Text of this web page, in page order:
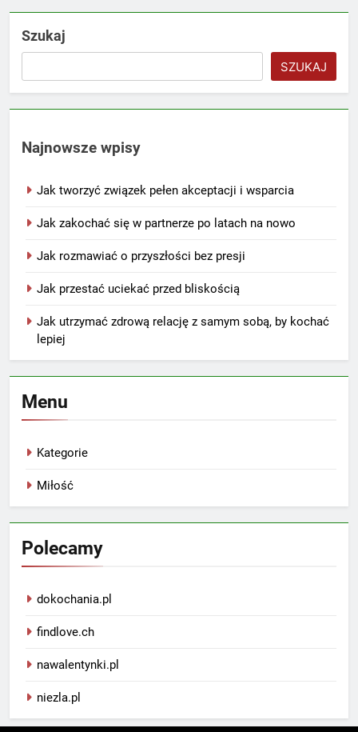
Szukaj
SZUKAJ
Najnowsze wpisy
Jak tworzyć związek pełen akceptacji i wsparcia
Jak zakochać się w partnerze po latach na nowo
Jak rozmawiać o przyszłości bez presji
Jak przestać uciekać przed bliskością
Jak utrzymać zdrową relację z samym sobą, by kochać
lepiej
Menu
Kategorie
Miłość
Polecamy
dokochania.pl
findlove.ch
nawalentynki.pl
niezla.pl